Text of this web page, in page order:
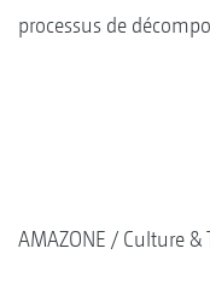
processus de
AMAZONE Culture &